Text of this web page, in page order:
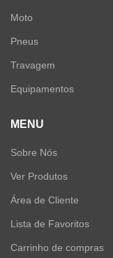
Moto
Pneus
Travagem
Equipamentos
MENU
Sobre Nós
Ver Produtos
Área de Cliente
Lista de Favoritos
Carrinho de compras